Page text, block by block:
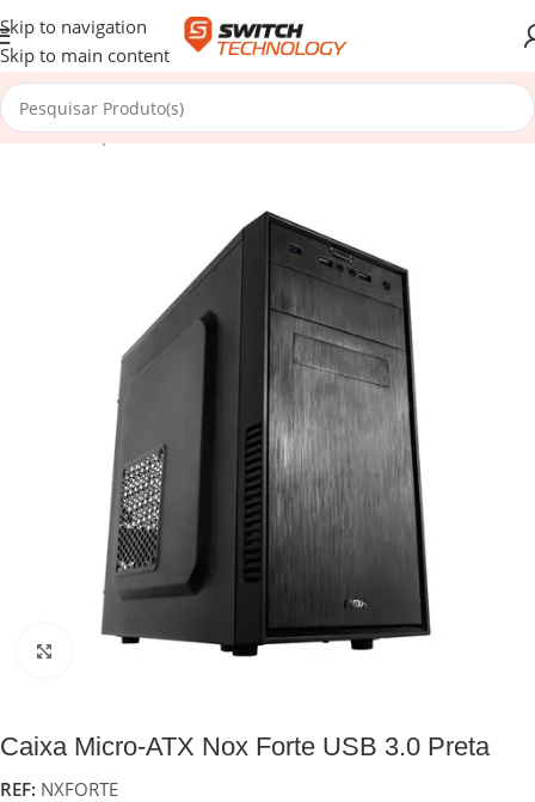
Skip to navigation
Skip to main content
Início/Componentes/Caixas/Micro ATX
Click to enlarge
Caixa Micro-ATX Nox Forte USB 3.0 Preta
REF: NXFORTE